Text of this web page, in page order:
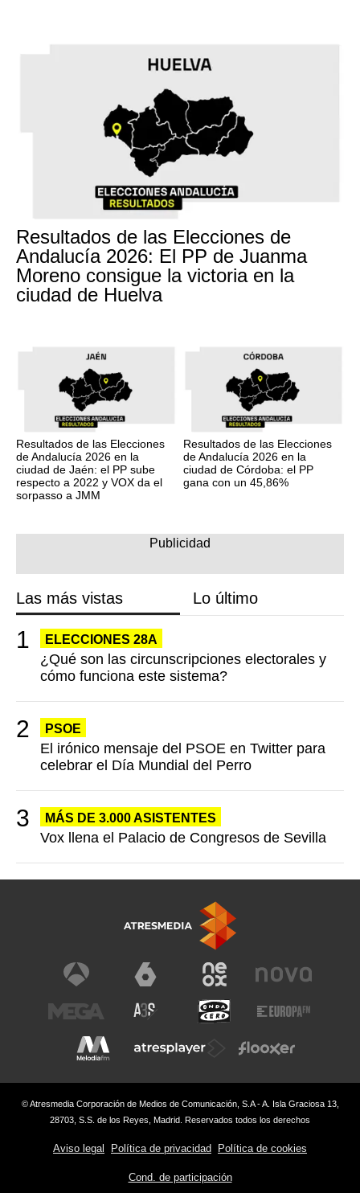
Resultados de las Elecciones de
Andalucía 2026: El PP de Juanma
Moreno consigue la victoria en la
ciudad de Huelva
Resultados de las Elecciones
de Andalucía 2026 en la
ciudad de Jaén: el PP sube
respecto a 2022 y VOX da el
sorpasso a JMM
Resultados de las Elecciones
de Andalucía 2026 en la
ciudad de Córdoba: el PP
gana con un 45,86%
Las más vistas Lo último
ELECCIONES 28A
¿Qué son las circunscripciones electorales y
cómo funciona este sistema?
PSOE
El irónico mensaje del PSOE en Twitter para
celebrar el Día Mundial del Perro
MÁS DE 3.000 ASISTENTES
Vox llena el Palacio de Congresos de Sevilla
© Atresmedia Corporación de Medios de Comunicación, S.A - A. Isla Graciosa 13,
28703, S.S. de los Reyes, Madrid. Reservados todos los derechos
Aviso legal Política de privacidad Política de cookies
Cond. de participación